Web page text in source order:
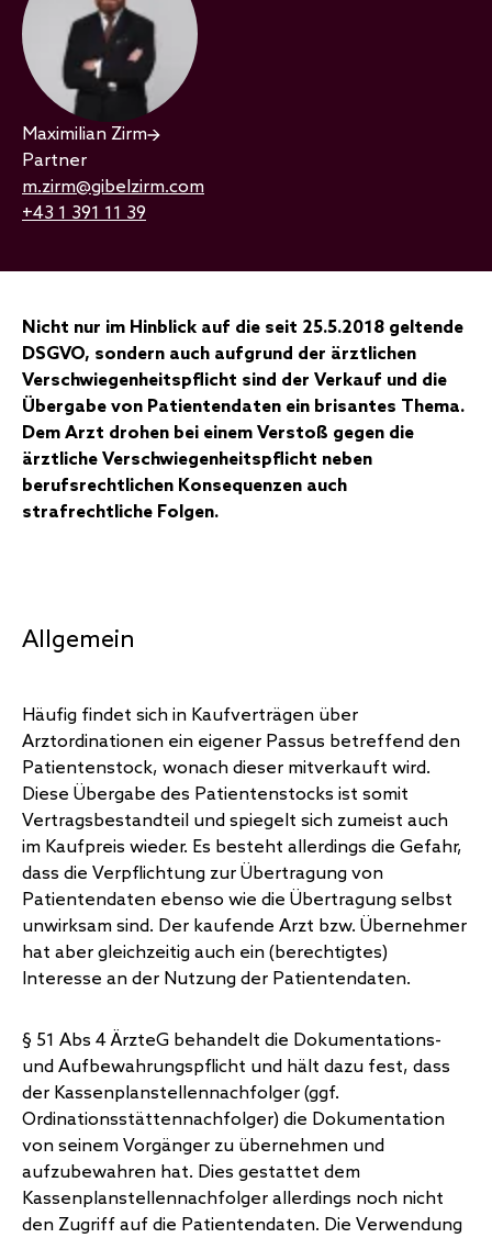
Maximilian Zirm
Partner
m.zirm@gibelzirm.com
+43 1 391 11 39
Nicht nur im Hinblick auf die seit 25.5.2018 geltende
DSGVO, sondern auch aufgrund der ärztlichen
Verschwiegenheitspflicht sind der Verkauf und die
Übergabe von Patientendaten ein brisantes Thema.
Dem Arzt drohen bei einem Verstoß gegen die
ärztliche Verschwiegenheitspflicht neben
berufsrechtlichen Konsequenzen auch
strafrechtliche Folgen.
Allgemein
Häufig findet sich in Kaufverträgen über
Arztordinationen ein eigener Passus betreffend den
Patientenstock, wonach dieser mitverkauft wird.
Diese Übergabe des Patientenstocks ist somit
Vertragsbestandteil und spiegelt sich zumeist auch
im Kaufpreis wieder. Es besteht allerdings die Gefahr,
dass die Verpflichtung zur Übertragung von
Patientendaten ebenso wie die Übertragung selbst
unwirksam sind. Der kaufende Arzt bzw. Übernehmer
hat aber gleichzeitig auch ein (berechtigtes)
Interesse an der Nutzung der Patientendaten.
§ 51 Abs 4 ÄrzteG behandelt die Dokumentations-
und Aufbewahrungspflicht und hält dazu fest, dass
der Kassenplanstellennachfolger (ggf.
Ordinationsstättennachfolger) die Dokumentation
von seinem Vorgänger zu übernehmen und
aufzubewahren hat. Dies gestattet dem
Kassenplanstellennachfolger allerdings noch nicht
den Zugriff auf die Patientendaten. Die Verwendung